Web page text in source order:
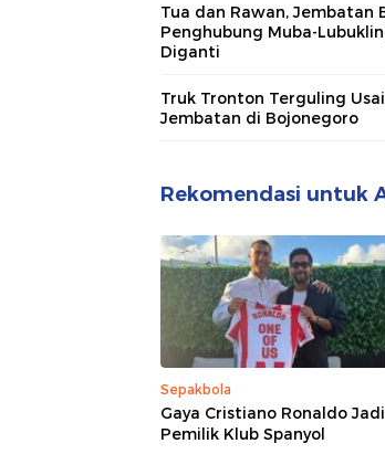
Tua dan Rawan, Jembatan
Penghubung Muba-
Diganti
Truk Tronton Terguling
Jembatan di Bojonegoro
Rekomendasi untuk
Sepakbola
Gaya Cristiano Ronaldo Jadi
Pemilik Klub Spanyol